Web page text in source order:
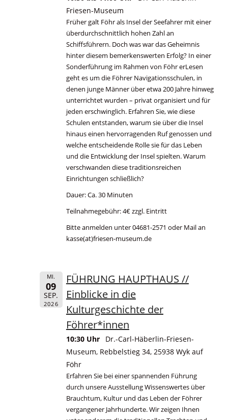
Friesen-Museum
Früher galt Föhr als Insel der Seefahrer mit einer
überdurchschnittlich hohen Zahl an
Schiffsführern. Doch was war das Geheimnis
hinter diesem bemerkenswerten Erfolg? In einer
Sonderführung im Rahmen von Föhr erLesen
geht es um die Föhrer Navigationsschulen, in
denen junge Männer über etwa 200 Jahre hinweg
unterrichtet wurden – privat organisiert und für
jeden erschwinglich. Erfahren Sie, wie diese
Schulen entstanden, warum sie über die Insel
hinaus einen hervorragenden Ruf genossen und
welche entscheidende Rolle sie für das Leben
und die Entwicklung der Insel spielten. Warum
verschwanden diese traditionsreichen
Einrichtungen schließlich?
Dauer: Ca. 30 Minuten
Teilnahmegebühr: 4€ zzgl. Eintritt
Bitte anmelden unter 04681-2571 oder Mail an
kasse(at)friesen-museum.de
MI.
09
SEP.
2026
FÜHRUNG HAUPTHAUS //
Einblicke in die
Kulturgeschichte der
Föhrer*innen
10:30 Uhr
Dr.-Carl-Häberlin-Friesen-
Museum, Rebbelstieg 34, 25938 Wyk auf
Föhr
Erfahren Sie bei einer spannenden Führung
durch unsere Ausstellung Wissenswertes über
Brauchtum, Kultur und das Leben der Föhrer
vergangener Jahrhunderte. Wir zeigen Ihnen